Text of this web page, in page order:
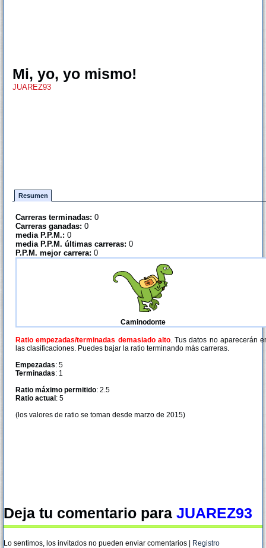
Mi, yo, yo mismo!
JUAREZ93
Resumen
Carreras terminadas: 0
Carreras ganadas: 0
media P.P.M.: 0
media P.P.M. últimas carreras: 0
P.P.M. mejor carrera: 0
Caminodonte
Ratio empezadas/terminadas demasiado alto. Tus datos no aparecerán
las clasificaciones. Puedes bajar la ratio terminando más carreras.
Empezadas: 5
Terminadas: 1
Ratio máximo permitido: 2.5
Ratio actual : 5
(los valores de ratio se toman desde marzo de 2015)
Deja tu comentario para JUAREZ93
Lo sentimos, los invitados no pueden enviar comentarios | Registro